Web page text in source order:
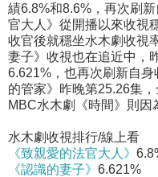
績6.8%和8.6%，再次刷
官大人》從開播以來收視
收官後就穩坐水木劇收視
妻子》收視也在追近中，
6.621%，也再次刷新自
的管家》昨晚第25.26集
MBC水木劇《時間》則因
水木劇收視排行/線上看
《致親愛的法官大人》
《認識的妻子》 6.621%